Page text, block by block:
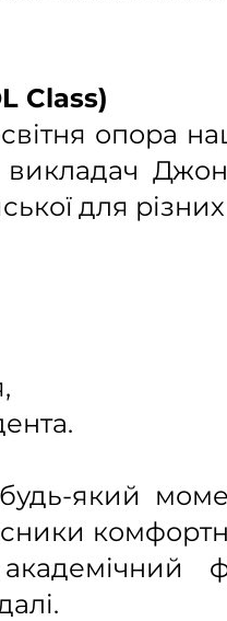
Class)
опора
викладач
для різних
який